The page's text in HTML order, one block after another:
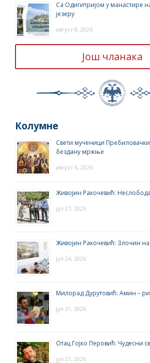
Са Одигитријом у манастире
језеру
август 8, 2026
Још чланака
Колумне
Свети мученици
бездану мржње
август 6, 2026
Живојин Ракочевић:
јул 27, 2026
Живојин Ракочевић: Злочин
јул 24, 2026
Милорад Дурутовић: Амин –
јул 21, 2026
Отац Гојко Перовић: Чудесни
јул 21, 2026